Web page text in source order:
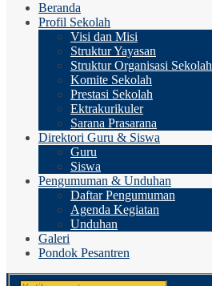
Beranda
Profil Sekolah
Visi dan Misi
Struktur Yayasan
Struktur Organisasi Sekolah
Komite Sekolah
Prestasi Sekolah
Ektrakurikuler
Sarana Prasarana
Direktori Guru & Siswa
Guru
Siswa
Pengumuman & Unduhan
Daftar Pengumuman
Agenda Kegiatan
Unduhan
Galeri
Pondok Pesantren